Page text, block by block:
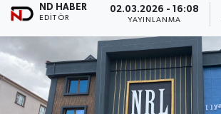
ND HABER
EDITÖR
02.03.2026 - 16:08
YAYINLANMA